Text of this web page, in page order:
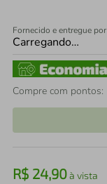
Fornecido e entregue por
Carregando…
Compre com pontos:
R$ 24,90à vista